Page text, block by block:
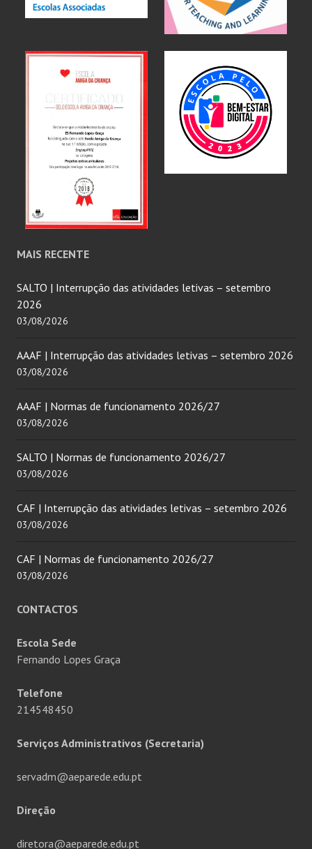
MAIS RECENTE
SALTO | Interrupção das atividades letivas – setembro
2026
03/08/2026
AAAF | Interrupção das atividades letivas – setembro 2026
03/08/2026
AAAF | Normas de funcionamento 2026/27
03/08/2026
SALTO | Normas de funcionamento 2026/27
03/08/2026
CAF | Interrupção das atividades letivas – setembro 2026
03/08/2026
CAF | Normas de funcionamento 2026/27
03/08/2026
CONTACTOS
Escola Sede
Fernando Lopes Graça
Telefone
214548450
Serviços Administrativos (Secretaria)
servadm@aeparede.edu.pt
Direção
diretora@aeparede.edu.pt